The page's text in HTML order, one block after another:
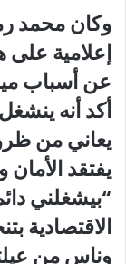
وكان محمد
إعلامية
عن أسباب
أكد أنه
يعاني من
يفتقد
“بيشغلني
الاقتصادية
وناس من